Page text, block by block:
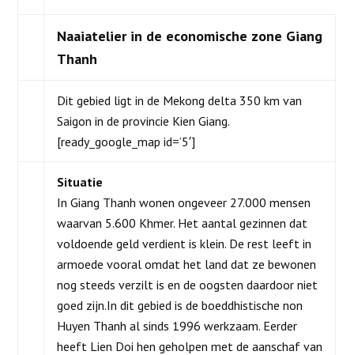
Naaiatelier in de economische zone Giang
Thanh
Dit gebied ligt in de Mekong delta 350 km van
Saigon in de provincie Kien Giang.
[ready_google_map id=’5′]
Situatie
In Giang Thanh wonen ongeveer 27.000 mensen
waarvan 5.600 Khmer. Het aantal gezinnen dat
voldoende geld verdient is klein. De rest leeft in
armoede vooral omdat het land dat ze bewonen
nog steeds verzilt is en de oogsten daardoor niet
goed zijn.In dit gebied is de boeddhistische non
Huyen Thanh al sinds 1996 werkzaam. Eerder
heeft Lien Doi hen geholpen met de aanschaf van